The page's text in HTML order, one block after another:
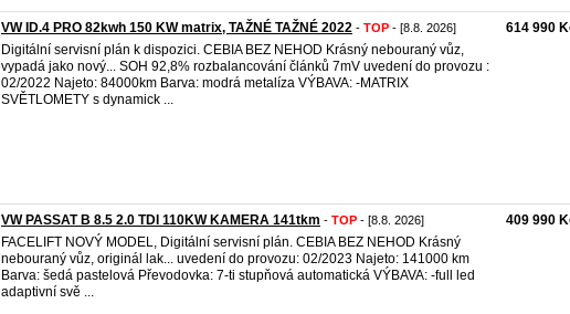
VW ID.4 PRO 82kwh 150 KW matrix, TAŽNÉ TAŽNÉ 2022 - TOP - [8.8. 2026]
Digitální servisní plán k dispozici. CEBIA BEZ NEHOD Krásný nebouraný vůz,
vypadá jako nový... SOH 92,8% rozbalancování článků 7mV uvedení do provozu :
02/2022 Najeto: 84000km Barva: modrá metalíza VÝBAVA: -MATRIX
SVĚTLOMETY s dynamick ...
614 990
VW PASSAT B 8.5 2.0 TDI 110KW KAMERA 141tkm - TOP - [8.8. 2026]
FACELIFT NOVÝ MODEL, Digitální servisní plán. CEBIA BEZ NEHOD Krásný
nebouraný vůz, originál lak... uvedení do provozu: 02/2023 Najeto: 141000 km
Barva: šedá pastelová Převodovka: 7-ti stupňová automatická VÝBAVA: -full led
adaptivní svě ...
409 990